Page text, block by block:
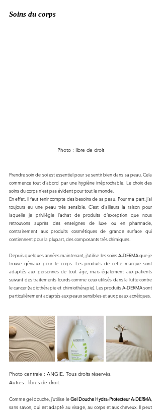
Soins du corps
Photo : libre de droit
Prendre soin de soi est essentiel pour se sentir bien dans sa peau. Cela
commence tout d'abord par une hygiène irréprochable. Le choix des
soins du corps n'est pas évident pour tout le monde.
En effet, il faut tenir compte des besoins de sa peau. Pour ma part, j'ai
toujours eu une peau très sensible. C'est d'ailleurs la raison pour
laquelle je privilégie l'achat de produits d'exception que nous
retrouvons auprès des enseignes de luxe ou en pharmacie,
contrairement aux produits cosmétiques de grande surface qui
contiennent pour la plupart, des composants très chimiques.
Depuis quelques années maintenant, j'utilise les soins A-DERMA que je
trouve géniaux pour le corps. Les produits de cette marque sont
adaptés aux personnes de tout âge, mais également aux patients
suivant des traitements lourds comme ceux utilisés dans la lutte contre
le cancer (radiothérapie et chimiothérapie). Les produits A-DERMA sont
particulièrement adaptés aux peaux sensibles et aux peaux acnéiques.
Photo centrale : ANGIE. Tous droits réservés.
Autres : libres de droit.
Comme gel douche, j'utilise le Gel Douche Hydra-Protecteur A-DERMA
sans savon, qui est adapté au visage, au corps et aux cheveux. Il peut